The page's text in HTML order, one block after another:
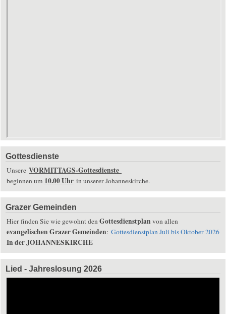
Gottesdienste
Unsere VORMITTAGS-Gottesdienste
beginnen um 10.00 Uhr in unserer Johanneskirche.
Grazer Gemeinden
Hier finden Sie wie gewohnt denGottesdienstplan von allen
evangelischen Grazer Gemeinden: Gottesdienstplan Juli bis Oktober 2026
In der JOHANNESKIRCHE
Lied - Jahreslosung 2026